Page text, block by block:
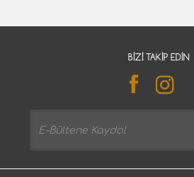
BIZI TAKIP EDIN